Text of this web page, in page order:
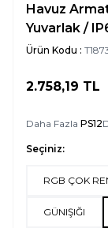
Havuz
Yuvarlak /
Ürün Kodu :
2.758,19 TL
Daha Fazla PS12
Seçiniz:
RGB ÇOK
GÜNIŞIĞI